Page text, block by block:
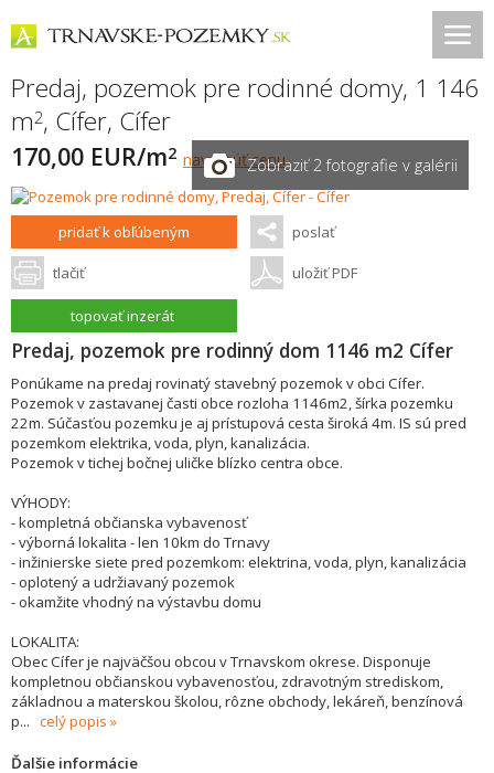
Predaj, pozemok pre rodinné domy, 1 146
m2, Cífer, Cífer
170,00 EUR/m2 navrhnúť cenuZobraziť 2 fotografie v galérii
pridať k obľúbeným poslať
tlačiť uložiť PDF
topovať inzerát
Predaj, pozemok pre rodinný dom 1146 m2 Cífer
Ponúkame na predaj rovinatý stavebný pozemok v obci Cífer.
Pozemok v zastavanej časti obce rozloha 1146m2, šírka pozemku
22m. Súčasťou pozemku je aj prístupová cesta široká 4m. IS sú pred
pozemkom elektrika, voda, plyn, kanalizácia.
Pozemok v tichej bočnej uličke blízko centra obce.
VÝHODY:
- kompletná občianska vybavenosť
- výborná lokalita - len 10km do Trnavy
- inžinierske siete pred pozemkom: elektrina, voda, plyn, kanalizácia
- oplotený a udržiavaný pozemok
- okamžite vhodný na výstavbu domu
LOKALITA:
Obec Cífer je najväčšou obcou v Trnavskom okrese. Disponuje
kompletnou občianskou vybavenosťou, zdravotným strediskom,
základnou a materskou školou, rôzne obchody, lekáreň, benzínová
p... celý popis
Ďalšie informácie